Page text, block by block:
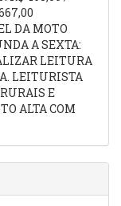
DA MOTO
A SEXTA:
LEITURA
LEITURISTA
E
ALTA COM